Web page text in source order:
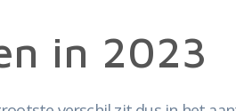
in 2023